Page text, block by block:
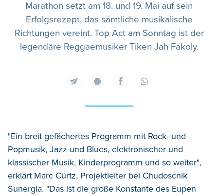
Marathon setzt am 18. und 19. Mai auf sein
Erfolgsrezept, das sämtliche musikalische
Richtungen vereint. Top Act am Sonntag ist der
legendäre Reggaemusiker Tiken Jah Fakoly.
"Ein breit gefächertes Programm mit Rock- und
Popmusik, Jazz und Blues, elektronischer und
klassischer Musik, Kinderprogramm und so weiter",
erklärt Marc Cürtz, Projektleiter bei Chudoscnik
Sunergia. "Das ist die große Konstante des Eupen